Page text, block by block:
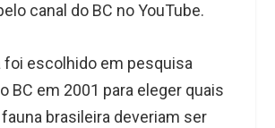
canal do BC no YouTube.
foi escolhido em pesquisa
BC em 2001 para eleger quais
brasileira deveriam ser